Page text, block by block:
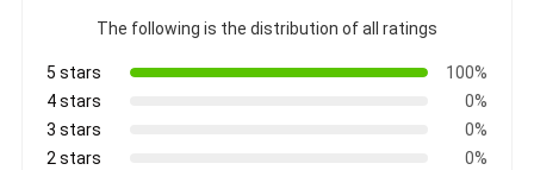
The following is the distribution of all ratings
5 stars
100%
4 stars
0%
3 stars
0%
2 stars
0%